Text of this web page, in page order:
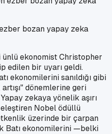
bozan yapay zeka
ekonomist Christopher
edilen bir uyarı geldi.
ekonomilerini sanıldığı gibi
dönemlerine geri
zekaya yönelik aşırı
Nobel ödüllü
üzerinde bir çarpan
Batı ekonomilerini —belki